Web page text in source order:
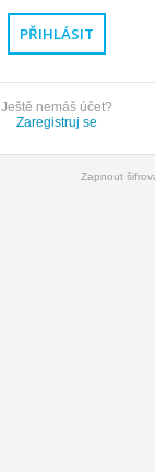
Ještě nemáš účet?
Zaregistruj se
Zapnout